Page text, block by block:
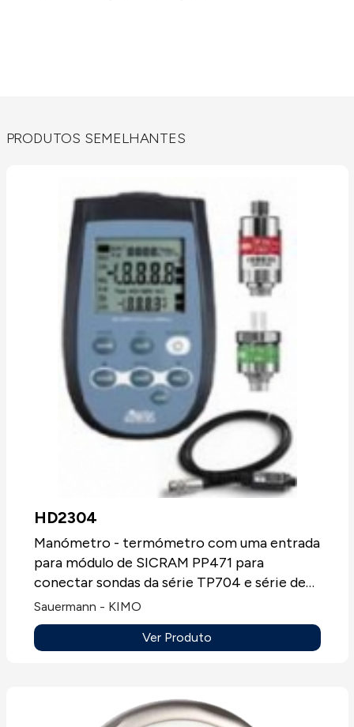
PRODUTOS SEMELHANTES
HD2304
Manómetro - termómetro com uma entrada
para módulo de SICRAM PP471 para
conectar sondas da série TP704 e série de
TP705. Fornecidos com mala de transporte
e sem certificado de calibração.
Sauermann - KIMO
Ver Produto